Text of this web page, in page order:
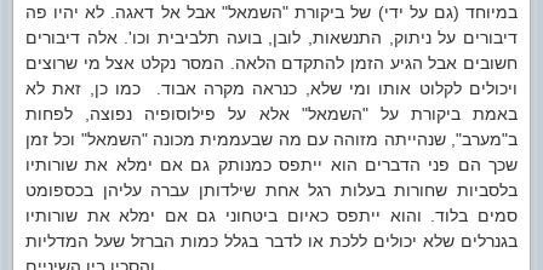
במיוחד (גם על ידי) של ביקורת "השמאל" אבל אל דאגה. לא יהיו פה
דיבורים על ניתוק, התנשאות, לובן, בועה תלביבית וכו'. אלה דיבורים
חשובים אבל הגיע הזמן להתקדם הלאה. המסר נקלט אצל מי שרוצים
ויכולים לקלוט אותו ומי שלא, כנראה מקרה אבוד. כמו כן, זאת לא
באמת ביקורת על "השמאל" אלא על פילוסופיה נפוצה, לפחות
ב"מערב", שנהייתה מזוהה עם מה שבעממית מכונה "השמאל" וכל זמן
שכך הם פני הדברים הוא ייתפס כמנותק גם אם ימלא את שורותיו
בלסביות שחורות בעלות רגל אחת שילדותן עברה עליהן בכספומט
סמים בלוד. והוא ייתפס כאיום ביטחוני גם אם ימלא את שורותיו
בגנרלים שלא יכולים ללכת או לדבר בגלל כמות הברזל שעל המדליות